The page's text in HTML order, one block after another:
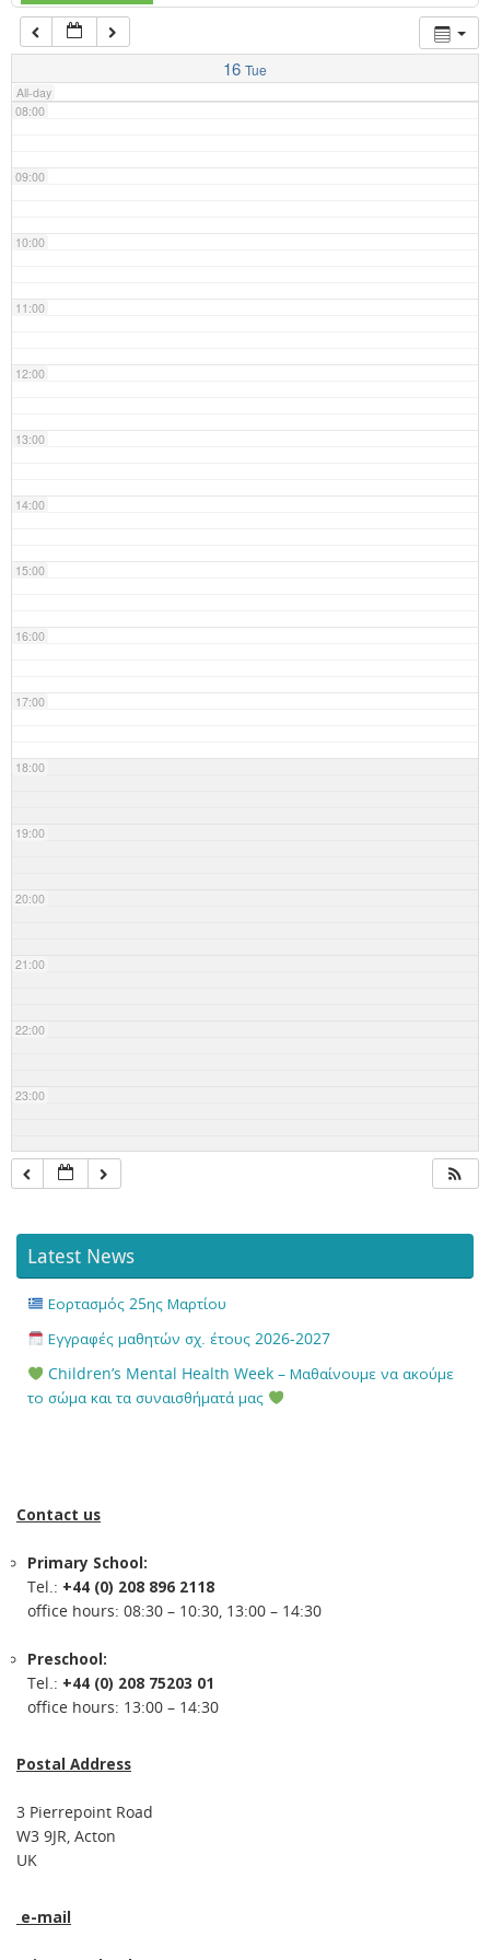
16 Tue
All-day
07:00
08:00
09:00
10:00
11:00
12:00
13:00
14:00
15:00
16:00
17:00
18:00
19:00
20:00
21:00
22:00
23:00
Latest News
Εορτασμός 25ης Μαρτίου
Εγγραφές μαθητών σχ. έτους 2026-2027
Children’s Mental Health Week – Μαθαίνουμε να ακούμε
το σώμα και τα συναισθήματά μας
Contact us
Primary School:
Tel.: +44 (0) 208 896 2118
office hours: 08:30 – 10:30, 13:00 – 14:30
Preschool:
Tel.: +44 (0) 208 75203 01
office hours: 13:00 – 14:30
Postal Address
3 Pierrepoint Road
W3 9JR, Acton
UK
e-mail